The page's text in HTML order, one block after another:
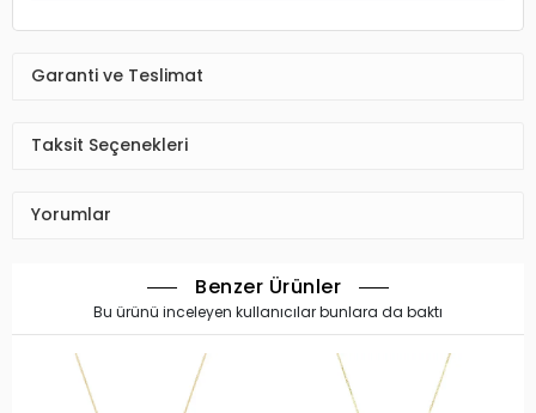
Garanti ve Teslimat
Taksit Seçenekleri
Yorumlar
Benzer Ürünler
Bu ürünü inceleyen kullanıcılar bunlara da baktı